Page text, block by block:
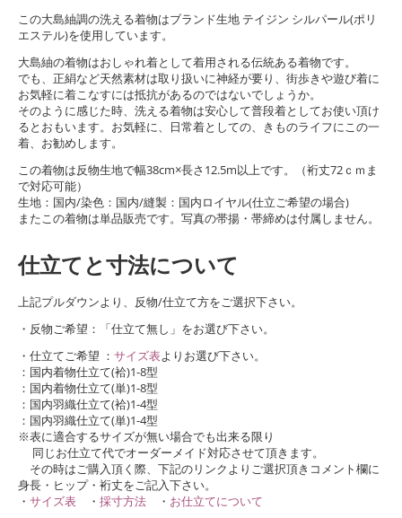
この大島紬調の洗える着物はブランド生地 テイジン シルパール(ポリ
エステル)を使用しています。
大島紬の着物はおしゃれ着として着用される伝統ある着物です。
でも、正絹など天然素材は取り扱いに神経が要り、街歩きや遊び着に
お気軽に着こなすには抵抗があるのではないでしょうか。
そのように感じた時、洗える着物は安心して普段着としてお使い頂け
るとおもいます。お気軽に、日常着としての、きものライフにこの一
着、お勧めします。
この着物は反物生地で幅38cm×長さ12.5m以上です。（裄丈72ｃｍま
で対応可能）
生地：国内/染色：国内/縫製：国内ロイヤル(仕立ご希望の場合)
またこの着物は単品販売です。写真の帯揚・帯締めは付属しません。
仕立てと寸法について
上記プルダウンより、反物/仕立て方をご選択下さい。
・反物ご希望：「仕立て無し」をお選び下さい。
・仕立てご希望 ： サイズ表よりお選び下さい。
：国内着物仕立て(袷)1-8型
：国内着物仕立て(単)1-8型
：国内羽織仕立て(袷)1-4型
：国内羽織仕立て(単)1-4型
※表に適合するサイズが無い場合でも出来る限り
同じお仕立て代でオーダーメイド対応させて頂きます。
その時はご購入頂く際、下記のリンクよりご選択頂きコメント欄に
身長・ヒップ・裄丈をご記入下さい。
・ サイズ表 ・ 採寸方法 ・ お仕立てについて